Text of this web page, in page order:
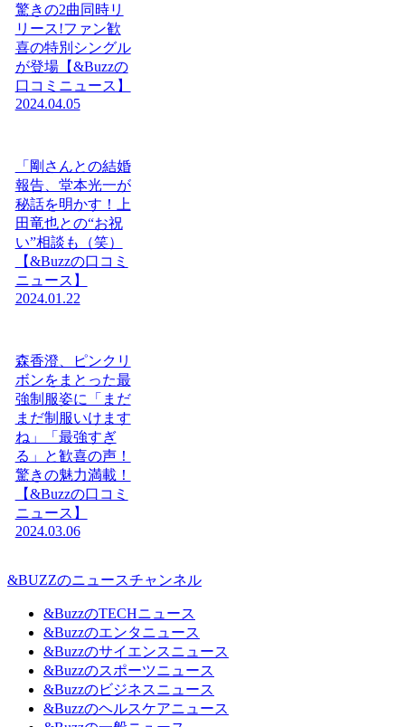
驚きの2曲同時リ
リース!ファン歓
喜の特別シングル
が登場【&Buzzの
口コミニュース】
2024.04.05
「剛さんとの結婚
報告、堂本光一が
秘話を明かす！上
田竜也との“お祝
い”相談も（笑）
【&Buzzの口コミ
ニュース】
2024.01.22
森香澄、ピンクリ
ボンをまとった最
強制服姿に「まだ
まだ制服いけます
ね」「最強すぎ
る」と歓喜の声！
驚きの魅力満載！
【&Buzzの口コミ
ニュース】
2024.03.06
&BUZZのニュースチャンネル
&BuzzのTECHニュース
&Buzzのエンタニュース
&Buzzのサイエンスニュース
&Buzzのスポーツニュース
&Buzzのビジネスニュース
&Buzzのヘルスケアニュース